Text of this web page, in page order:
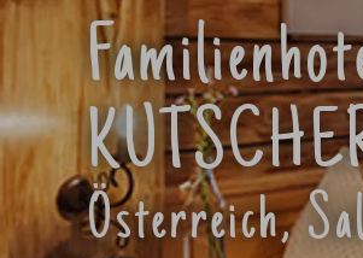
Österreich,